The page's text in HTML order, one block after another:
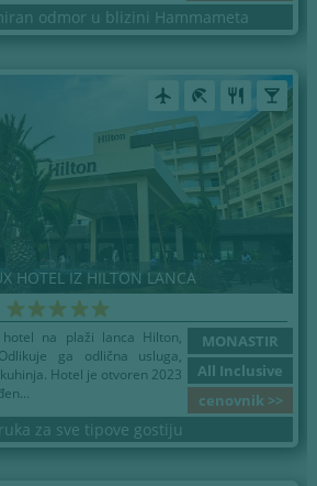
odmor u blizini Hammameta
airplanemode_active beach_access restaurant local_bar
HOTEL IZ HILTON LANCA
MONASTIR
All Inclusive
cenovnik >>
hotel na plaži lanca Hilton,
ga odlična usluga,
Hotel je otvoren 2023
za sve tipove gostiju